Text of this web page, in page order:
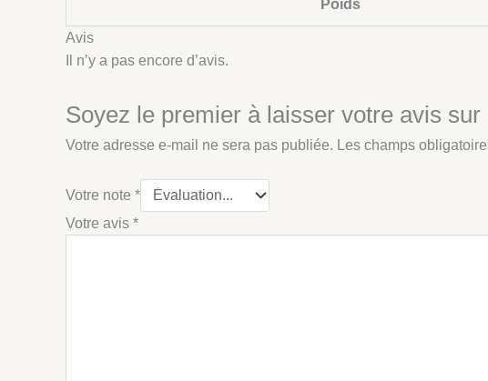
Poids
Avis
Il n’y a pas encore d’avis.
Soyez le premier à laisser votre avis sur
Votre adresse e-mail ne sera pas publiée. Les champs
Votre note *
Votre avis *